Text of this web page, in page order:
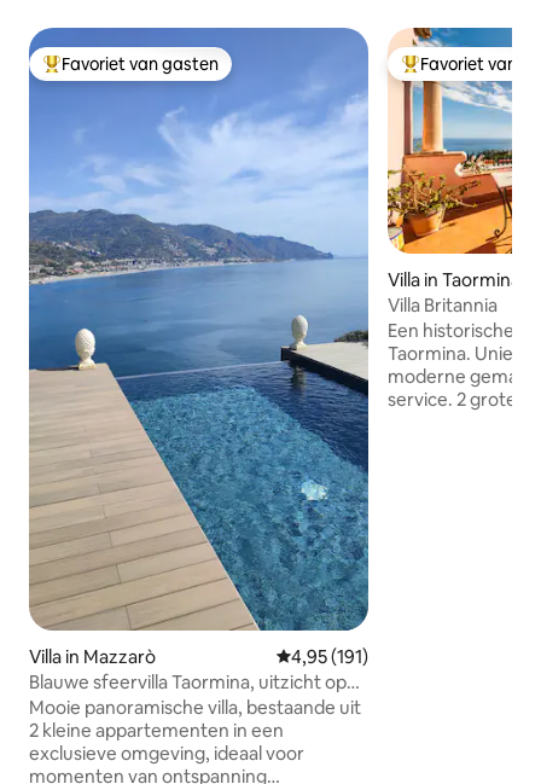
Topfavoriet van gasten
Favoriet van gasten
Villa in Mazzarò Gemiddelde beoordeling van
4,95 (191)
Blauwe sfeervilla Taormina, uitzicht op
zee en zwembad
Mooie panoramische villa, bestaande uit
2 kleine appartementen in een
exclusieve omgeving, ideaal voor
momenten van ontspanning
Topfavoriet van
Favoriet van
Villa in Taormina
Villa Britannia
Een historische villa in het centrum van
Taormina.
moderne
service. 2 grote slaapkamers met eigen